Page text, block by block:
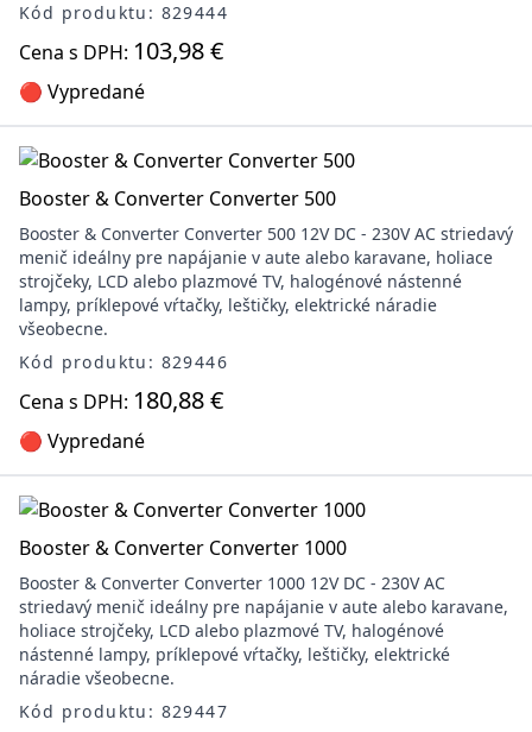
Kód produktu: 829444
Cena s DPH: 103,98 €
🔴 Vypredané
Booster & Converter Converter 500
Booster & Converter Converter 500 12V DC - 230V AC striedavý
menič ideálny pre napájanie v aute alebo karavane, holiace
strojčeky, LCD alebo plazmové TV, halogénové nástenné
lampy, príklepové vŕtačky, leštičky, elektrické náradie
všeobecne.
Kód produktu: 829446
Cena s DPH: 180,88 €
🔴 Vypredané
Booster & Converter Converter 1000
Booster & Converter Converter 1000 12V DC - 230V AC
striedavý menič ideálny pre napájanie v aute alebo karavane,
holiace strojčeky, LCD alebo plazmové TV, halogénové
nástenné lampy, príklepové vŕtačky, leštičky, elektrické
náradie všeobecne.
Kód produktu: 829447